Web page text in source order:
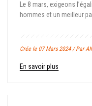
Le 8 mars, exigeons
hommes et un meilleur
Crée le 07 Mars 2024 / Par
En savoir plus